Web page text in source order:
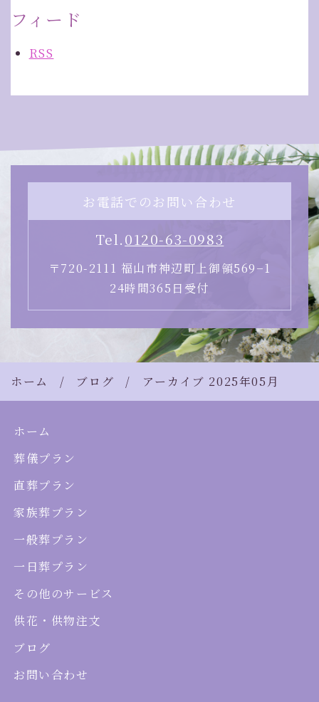
フィード
RSS
お電話でのお問い合わせ
Tel.0120-63-0983
〒720-2111 福山市神辺町上御領569−1
24時間365日受付
ホーム ブログ アーカイブ 2025年05月
ホーム
葬儀プラン
直葬プラン
家族葬プラン
一般葬プラン
一日葬プラン
その他のサービス
供花・供物注文
ブログ
お問い合わせ